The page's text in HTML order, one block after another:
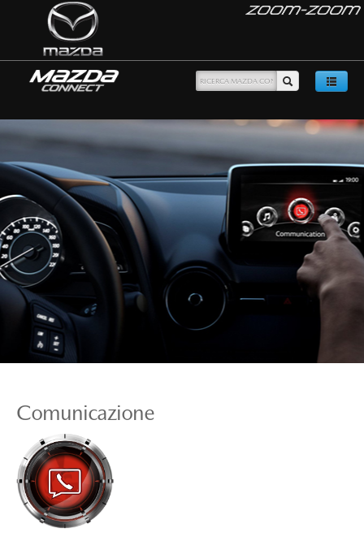
Comunicazione